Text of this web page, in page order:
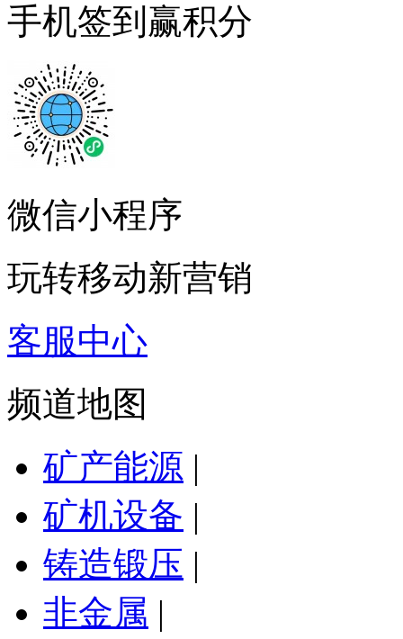
手机签到赢积分
微信小程序
玩转移动新营销
客服中心
频道地图
矿产能源 |
矿机设备 |
铸造锻压 |
非金属 |